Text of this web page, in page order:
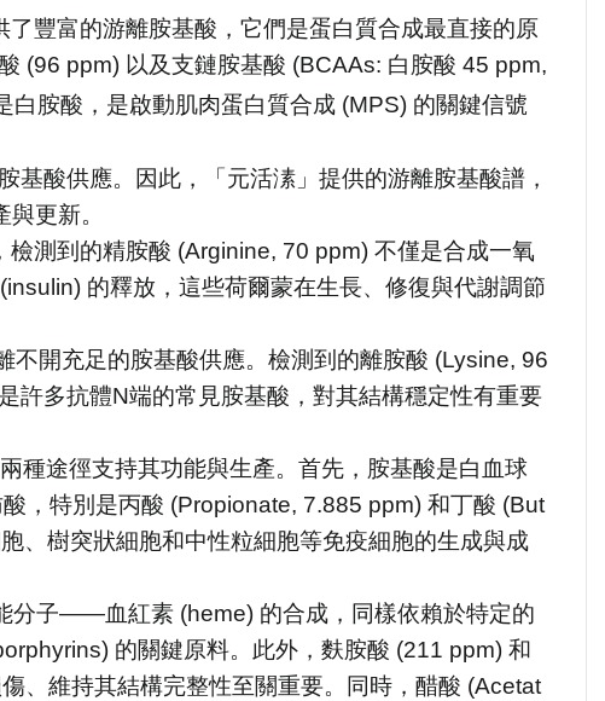
豐富的游離胺基酸，它們是蛋白質合成最直接的原
(96 ppm) 以及支鏈胺基酸 (BCAAs: 白胺酸 45 ppm,
白胺酸，是啟動肌肉蛋白質合成 (MPS) 的關鍵信號
基酸供應。因此，「元活溸」提供的游離胺基酸譜，
更新。
測到的精胺酸 (Arginine, 70 ppm) 不僅是合成一氧
的釋放，這些荷爾蒙在生長、修復與代謝調節
不開充足的胺基酸供應。檢測到的離胺酸 (Lysine, 96
許多抗體N端的常見胺基酸，對其結構穩定性有重要
種途徑支持其功能與生產。首先，胺基酸是白血球
，特別是丙酸 (Propionate, 7.885 ppm) 和丁酸 (But
、樹突狀細胞和中性粒細胞等免疫細胞的生成與成
分子——血紅素 (heme) 的合成，同樣依賴於特定的
的關鍵原料。此外，麩胺酸 (211 ppm) 和
、維持其結構完整性至關重要。同時，醋酸 (Acetat